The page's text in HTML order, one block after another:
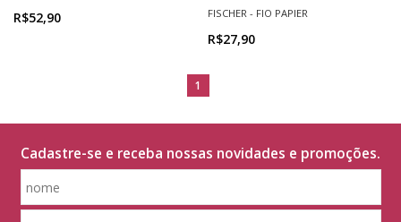
R$52,90 FISCHER - FIO PAPIER
R$27,90
1
Cadastre-se e receba nossas novidades e promoções.